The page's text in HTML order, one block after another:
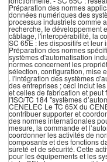
Préparation des normes
données numériques des
processus industriels comme
recherche, le développement
câblage, l'interopérabilité, la
SC 65E : les dispositifs et
Préparation des normes
systèmes d'automatisation
normes concernent les
sélection, configuration, mise
. l'intégration des systèmes
des entreprises ; ceci inclut
et celles de fabrication et
l'ISO/TC 184 "systèmes
CENELEC Le TC 65X du
contribuer supporter et
des normes internationales
mesure, la commande et
coordonner les activités de
composants et des fonctions
sûreté et de sécurité. Cette
pour les équipements et les